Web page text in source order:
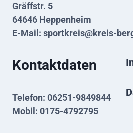
Gräffstr. 5
64646 Heppenheim
E-Mail: sportkreis@kreis-
Kontaktdaten
Telefon: 06251-9849844
Mobil: 0175-4792795